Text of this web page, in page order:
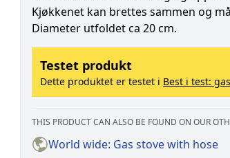
Kjøkkenet kan brettes sammen og
Diameter utfoldet ca 20 cm.
Testet produkt
Dette produktet er testet i Best i test:
THIS PRODUCT CAN ALSO BE FOUND ON OUR
World wide: Gas stove with hose